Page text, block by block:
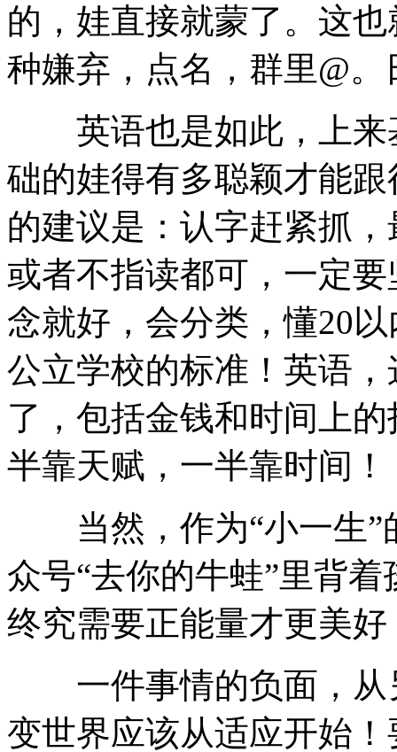
的，娃直接就蒙了。这
种嫌弃，点名，群里@
英语也是如此，上来
础的娃得有多聪颖才能
的建议是：认字赶紧抓
或者不指读都可，一定
念就好，会分类，懂20
公立学校的标准！英语
了，包括金钱和时间上
半靠天赋，一半靠时间！
当然，作为“小一生”
众号“去你的牛蛙”里背
终究需要正能量才更美好
一件事情的负面，从
变世界应该从适应开始